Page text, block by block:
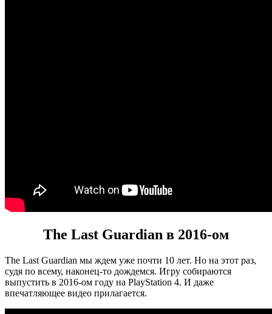
The Last Guardian в 2016-ом
The Last Guardian мы ждем уже почти 10 лет. Но на этот раз,
судя по всему, наконец-то дождемся. Игру собираются
выпустить в 2016-ом году на PlayStation 4. И даже
впечатляющее видео прилагается.